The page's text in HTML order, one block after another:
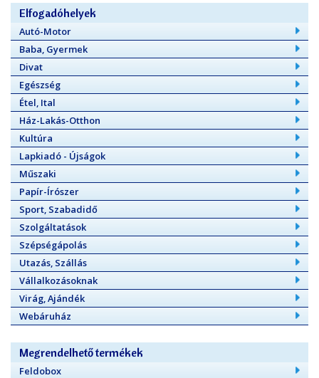
Elfogadóhelyek
Autó-Motor
Baba, Gyermek
Divat
Egészség
Étel, Ital
Ház-Lakás-Otthon
Kultúra
Lapkiadó - Újságok
Műszaki
Papír-Írószer
Sport, Szabadidő
Szolgáltatások
Szépségápolás
Utazás, Szállás
Vállalkozásoknak
Virág, Ajándék
Webáruház
Megrendelhető termékek
Feldobox